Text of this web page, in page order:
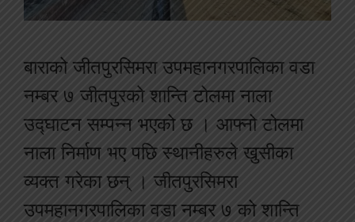
बाराको जीतपुरसिमरा उपमहानगरपालिका वडा
नम्बर ७ जीतपुरको शान्ति टोलमा नाला
उद्घाटन सम्पन्न भएको छ । आफ्नो टोलमा
नाला निर्माण भए पछि स्थानीहरुले खुसीका
व्यक्त गरेका छन् । जीतपुरसिमरा
उपमहानगरपालिका वडा नम्बर ७ को शान्ति